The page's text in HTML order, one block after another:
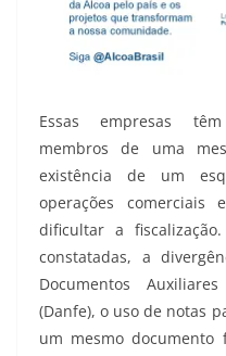
Essas empresas
membros de uma
existência de um
operações comerciais
dificultar a
constatadas, a
Documentos
(Danfe), o uso de notas
um mesmo documento